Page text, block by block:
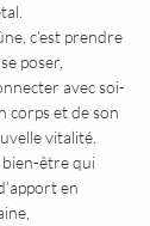
c’est prendre
poser,
avec soi-
corps et de son
vitalité.
bien-être qui
en